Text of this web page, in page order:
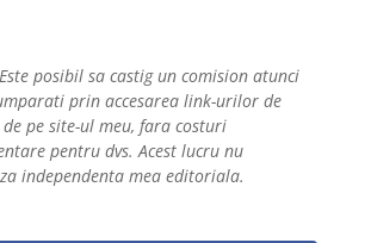
Este posibil sa castig un comision atunci
prin accesarea link-urilor de
pe site-ul meu, fara costuri
pentru dvs. Acest lucru nu
independenta mea editoriala.